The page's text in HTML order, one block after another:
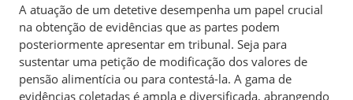
A atuação de um detetive desempenha um papel crucial
na obtenção de evidências que as partes podem
posteriormente apresentar em tribunal. Seja para
sustentar uma petição de modificação dos valores de
pensão alimentícia ou para contestá-la. A gama de
evidências coletadas é ampla e diversificada, abrangendo